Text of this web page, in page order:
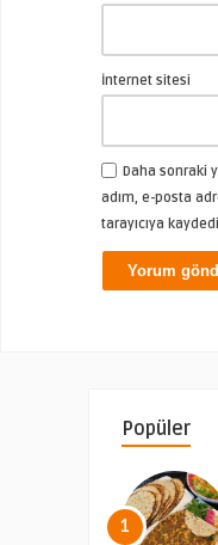
İnternet sitesi
Daha sonraki
adım, e-posta
tarayıcıya
Popüler
1